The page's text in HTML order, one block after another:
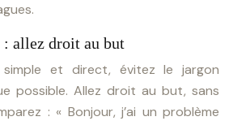
allez droit au but
simple et direct, évitez le jargon
possible. Allez droit au but, sans
: « Bonjour, j’ai un problème